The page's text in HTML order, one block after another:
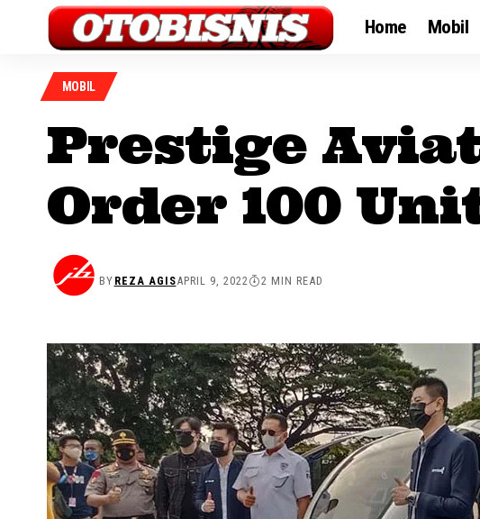
Home Mobil
MOBIL
Prestige
Order 100
BY REZA AGISAPRIL 9, 2022 2 MIN READ